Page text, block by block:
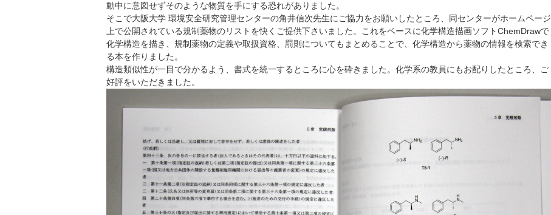
動中に意図せずそのような物質を手にする恐れがありました。
そこで大阪大学 環境安全研究管理センターの角井信次先生にご協力をお願いしたところ、同センターがホームページ
上で公開されている規制薬物のリストを快くご提供下さいました。これをベースに化学構造描画ソフトChemDrawで
化学構造を描き、規制薬物の定義や取扱資格、罰則についてもまとめることで、化学構造から薬物の情報を検索でき
る本を作りました。
構造類似性が一目で分かるよう、書式を統一するところに心を砕きました。化学系の教員にもお配りしたところ、ご
好評をいただきました。